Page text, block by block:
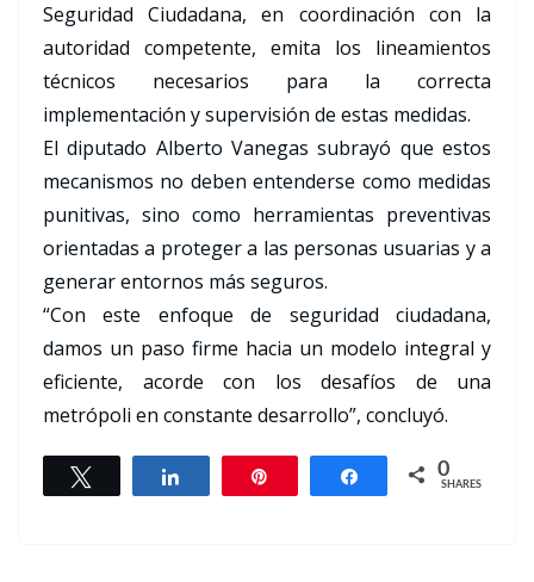
Seguridad Ciudadana, en coordinación con la
autoridad competente, emita los lineamientos
técnicos necesarios para la correcta
implementación y supervisión de estas medidas.
El diputado Alberto Vanegas subrayó que estos
mecanismos no deben entenderse como medidas
punitivas, sino como herramientas preventivas
orientadas a proteger a las personas usuarias y a
generar entornos más seguros.
“Con este enfoque de seguridad ciudadana,
damos un paso firme hacia un modelo integral y
eficiente, acorde con los desafíos de una
metrópoli en constante desarrollo”, concluyó.
Share 0
SHARES